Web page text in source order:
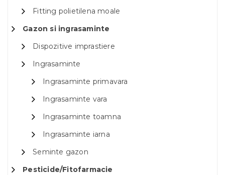
Fitting polietilena moale
Gazon si ingrasaminte
Dispozitive imprastiere
Ingrasaminte
Ingrasaminte primavara
Ingrasaminte vara
Ingrasaminte toamna
Ingrasaminte iarna
Seminte gazon
Pesticide/Fitofarmacie